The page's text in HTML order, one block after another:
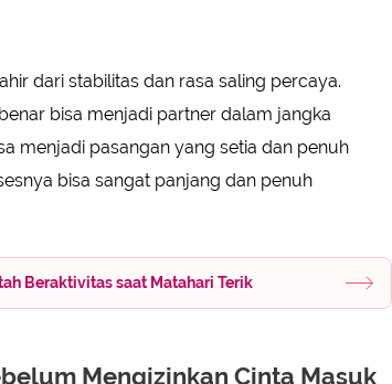
dari stabilitas dan rasa saling percaya.
bisa menjadi partner dalam jangka
menjadi pasangan yang setia dan penuh
bisa sangat panjang dan penuh
Beraktivitas saat Matahari Terik
Mengizinkan Cinta Masuk